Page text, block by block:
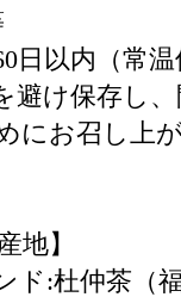
日以内（常温
避け保存し、
にお召し上
地】
ド:杜仲茶（